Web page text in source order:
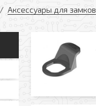
Аксессуары для замков